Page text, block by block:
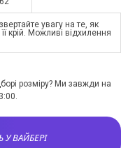
увагу на те, як
крій. Можливі відхилення
розміру? Ми завжди на
ВАЙБЕРІ